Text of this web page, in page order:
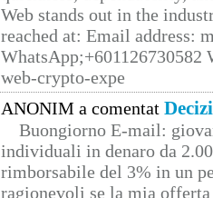
Web stands out in the
reached at: Email address:
web-crypto-expe
ANONIM a comentat
Buongiorno E-mail:
individuali in denaro da
rimborsabile del 3% in un
ragionevoli se la mia